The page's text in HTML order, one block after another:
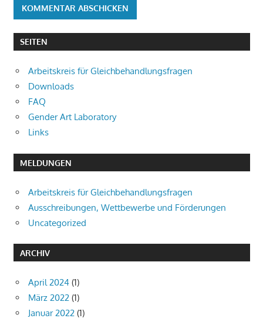
SEITEN
Arbeitskreis für Gleichbehandlungsfragen
Downloads
FAQ
Gender Art Laboratory
Links
MELDUNGEN
Arbeitskreis für Gleichbehandlungsfragen
Ausschreibungen, Wettbewerbe und Förderungen
Uncategorized
ARCHIV
April 2024 (1)
März 2022 (1)
Januar 2022 (1)